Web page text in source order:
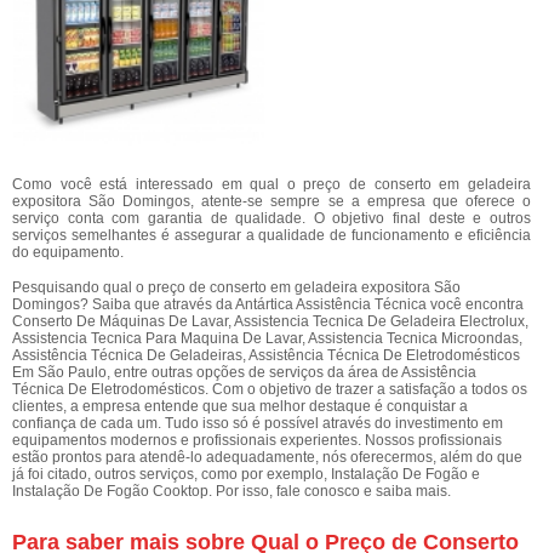
Como você está interessado em qual o preço de conserto em geladeira
expositora São Domingos, atente-se sempre se a empresa que oferece o
serviço conta com garantia de qualidade. O objetivo final deste e outros
serviços semelhantes é assegurar a qualidade de funcionamento e eficiência
do equipamento.
Pesquisando qual o preço de conserto em geladeira expositora São
Domingos? Saiba que através da Antártica Assistência Técnica você encontra
Conserto De Máquinas De Lavar, Assistencia Tecnica De Geladeira Electrolux,
Assistencia Tecnica Para Maquina De Lavar, Assistencia Tecnica Microondas,
Assistência Técnica De Geladeiras, Assistência Técnica De Eletrodomésticos
Em São Paulo, entre outras opções de serviços da área de Assistência
Técnica De Eletrodomésticos. Com o objetivo de trazer a satisfação a todos os
clientes, a empresa entende que sua melhor destaque é conquistar a
confiança de cada um. Tudo isso só é possível através do investimento em
equipamentos modernos e profissionais experientes. Nossos profissionais
estão prontos para atendê-lo adequadamente, nós oferecermos, além do que
já foi citado, outros serviços, como por exemplo, Instalação De Fogão e
Instalação De Fogão Cooktop. Por isso, fale conosco e saiba mais.
Para saber mais sobre Qual o Preço de Conserto